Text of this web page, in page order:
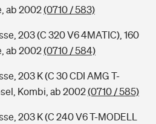
ab 2002(0710 / 583)
203 (C 320 V6 4MATIC), 160
ab 2002(0710 / 584)
203 K (C 30 CDI AMG T-
Kombi, ab 2002(0710 / 585)
203 K (C 240 V6 T-MODELL